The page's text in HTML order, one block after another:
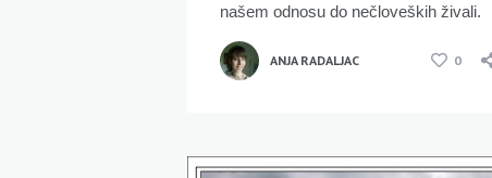
našem odnosu do nečloveških živali.
ANJA RADALJAC 0